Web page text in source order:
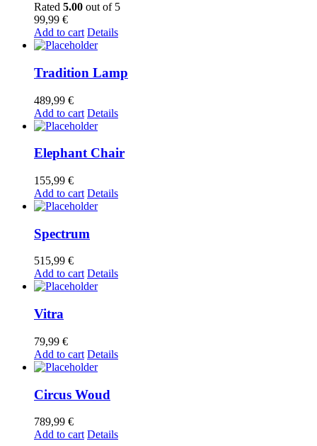
Rated 5.00 out of 5
99,99 €
Add to cart Details
Tradition Lamp
489,99 €
Add to cart Details
Elephant Chair
155,99 €
Add to cart Details
Spectrum
515,99 €
Add to cart Details
Vitra
79,99 €
Add to cart Details
Circus Woud
789,99 €
Add to cart Details